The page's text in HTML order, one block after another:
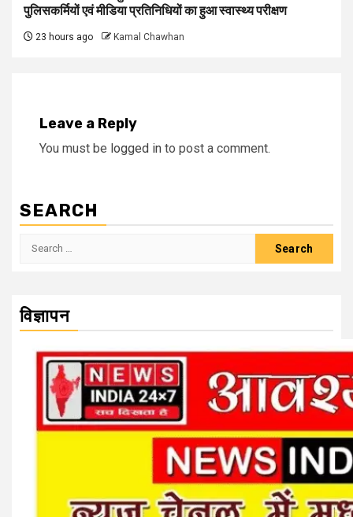
पुलिसकर्मियों एवं मीडिया प्रतिनिधियों का हुआ स्वास्थ्य परीक्षण
23 hours ago Kamal Chawhan
Leave a Reply
You must be logged in to post a comment.
SEARCH
Search
विज्ञापन